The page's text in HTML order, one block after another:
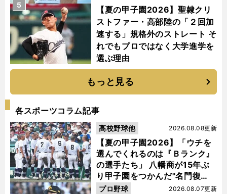
【夏の甲子園2026】聖隷クリ
ストファー・高部陸の「２回加
速する」規格外のストレート そ
れでもプロではなく大学進学を
選ぶ理由
5
もっと見る
各スポーツコラム記事
【夏の甲子園2026】「ウチを
選んでくれるのは『Ｂランク』
の選手たち」 八幡商が15年ぶ
り甲子園をつかんだ"名門復
活"の舞台裏
2026.08.08更新
高校野球他
2026.08.07更新
プロ野球